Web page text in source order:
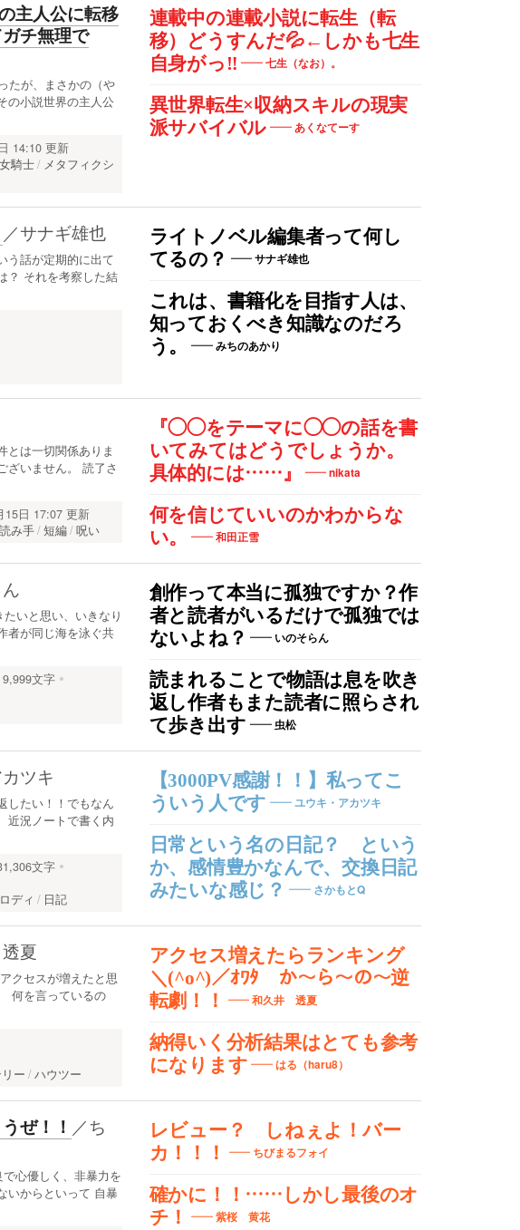
連載中の連載小説に転生（転
移）どうすんだ💦←しかも七生
自身がっ‼
七生（なお）。
異世界転生×収納スキルの現実
派サバイバル
あくなてーす
主人公に転移
チ無理で
たが、まさかの（や
の小説世界の主人公
14:10 更新
女騎士
メタフィクシ
ライトノベル編集者って何し
てるの？
サナギ雄也
これは、書籍化を目指す人は、
知っておくべき知識なのだろ
う。
みちのあかり
／サナギ雄也
う話が定期的に出て
？ それを考察した結
『◯◯をテーマに◯◯の話を書
いてみてはどうでしょうか。
具体的には……』
nikata
何を信じていいのかわからな
い。
和田正雪
とは一切関係ありま
ざいません。 読了さ
15日 17:07 更新
読み手 短編 呪い
創作って本当に孤独ですか？作
者と読者がいるだけで孤独では
ないよね？
いのそらん
読まれることで物語は息を吹き
返し作者もまた読者に照らされ
て歩き出す
虫松
いと思い、いきなり
者が同じ海を泳ぐ共
9,999文字
【3000PV感謝！！】私ってこ
ういう人です
ユウキ・アカツキ
日常という名の日記？ という
か、感情豊かなんで、交換日記
みたいな感じ？
さかもとQ
ツキ
したい！！でもなん
近況ノートで書く内
文字
ディ 日記
アクセス増えたらランキング
＼(^o^)／ｵﾜﾀ か～ら～の～逆
転劇！！
和久井 透夏
納得いく分析結果はとても参考
になります
はる（haru8）
夏
セスが増えたと思
何を言っているの
ー ハウツー
レビュー？ しねぇよ！バー
カ！！！
ちびまるフォイ
確かに！！……しかし最後のオ
チ！
紫桜 黄花
ぜ！！ ／ち
心優しく、非暴力を
いからといって 自暴